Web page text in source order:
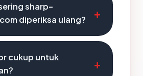
sharp-
diperiksa ulang?
cukup untuk